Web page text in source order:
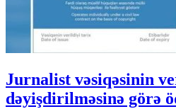
Jurnalist vəsiqəsinin
dəyişdirilməsinə görə